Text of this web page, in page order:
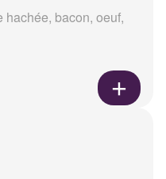
hachée, bacon, oeuf,